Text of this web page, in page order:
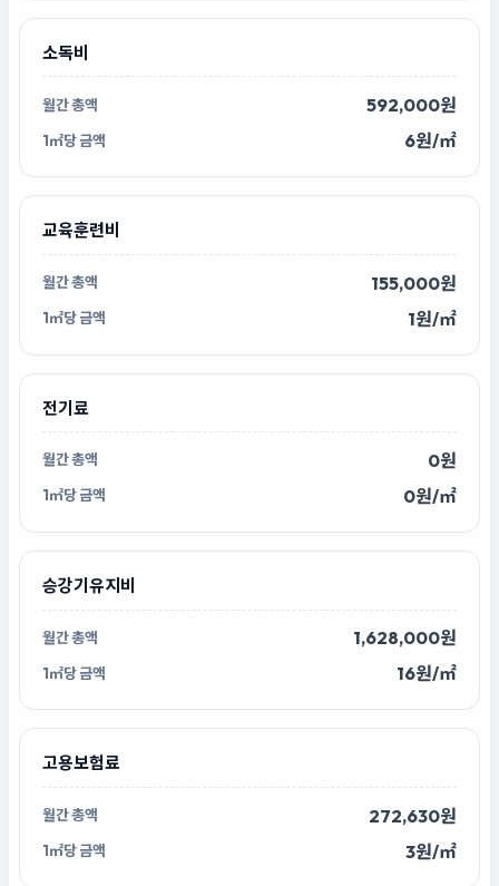
소독비
592,000원
6원/㎡
교육훈련비
155,000원
1원/㎡
전기료
0원
0원/㎡
승강기유지비
1,628,000원
16원/㎡
고용보험료
272,630원
3원/㎡